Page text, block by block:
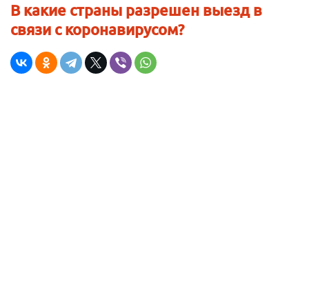
В какие страны разрешен выезд в
связи с коронавирусом?